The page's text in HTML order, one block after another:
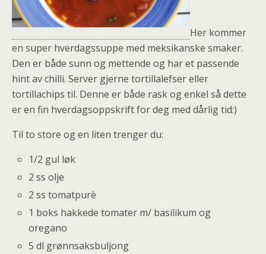
Her kommer
en super hverdagssuppe med meksikanske smaker.
Den er både sunn og mettende og har et passende
hint av chilli. Server gjerne tortillalefser eller
tortillachips til. Denne er både rask og enkel så dette
er en fin hverdagsoppskrift for deg med dårlig tid:)
Til to store og en liten trenger du:
1/2 gul løk
2 ss olje
2 ss tomatpurè
1 boks hakkede tomater m/ basilikum og
oregano
5 dl grønnsaksbuljong